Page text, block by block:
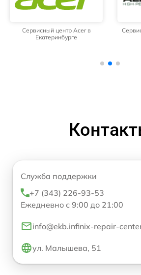
Сервисный центр Acer в
Екатеринбурге
Служба поддержки
+7 (343) 226-93-53
Ежедневно с 9:00 до 21:00
info@ekb.infinix-repair-
ул. Малышева, 51